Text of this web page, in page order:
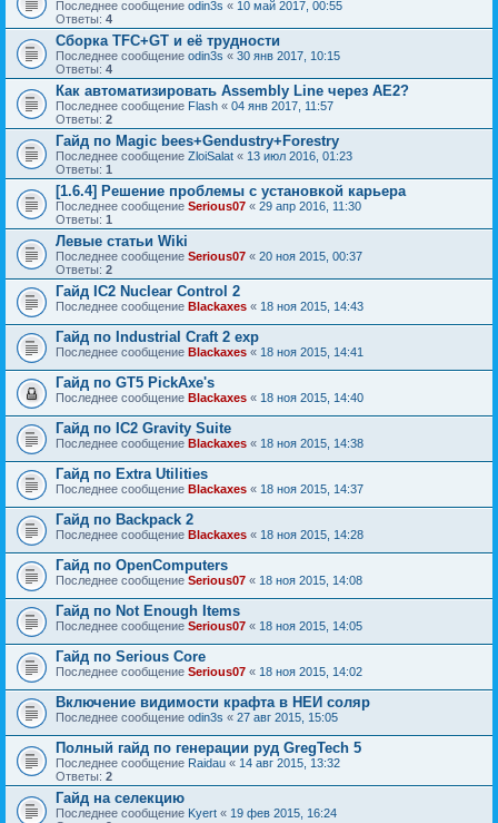
Последнее сообщение odin3s « 10 май 2017, 00:55
Ответы: 4
Сборка TFC+GT и её трудности
Последнее сообщение odin3s « 30 янв 2017, 10:15
Ответы: 4
Как автоматизировать Assembly Line через AE2?
Последнее сообщение Flash « 04 янв 2017, 11:57
Ответы: 2
Гайд по Magic bees+Gendustry+Forestry
Последнее сообщение ZloiSalat « 13 июл 2016, 01:23
Ответы: 1
[1.6.4] Решение проблемы с установкой карьера
Последнее сообщение Serious07 « 29 апр 2016, 11:30
Ответы: 1
Левые статьи Wiki
Последнее сообщение Serious07 « 20 ноя 2015, 00:37
Ответы: 2
Гайд IC2 Nuclear Control 2
Последнее сообщение Blackaxes « 18 ноя 2015, 14:43
Гайд по Industrial Craft 2 exp
Последнее сообщение Blackaxes « 18 ноя 2015, 14:41
Гайд по GT5 PickAxe's
Последнее сообщение Blackaxes « 18 ноя 2015, 14:40
Гайд по IC2 Gravity Suite
Последнее сообщение Blackaxes « 18 ноя 2015, 14:38
Гайд по Extra Utilities
Последнее сообщение Blackaxes « 18 ноя 2015, 14:37
Гайд по Backpack 2
Последнее сообщение Blackaxes « 18 ноя 2015, 14:28
Гайд по OpenComputers
Последнее сообщение Serious07 « 18 ноя 2015, 14:08
Гайд по Not Enough Items
Последнее сообщение Serious07 « 18 ноя 2015, 14:05
Гайд по Serious Core
Последнее сообщение Serious07 « 18 ноя 2015, 14:02
Включение видимости крафта в НЕИ соляр
Последнее сообщение odin3s « 27 авг 2015, 15:05
Полный гайд по генерации руд GregTech 5
Последнее сообщение Raidau « 14 авг 2015, 13:32
Ответы: 2
Гайд на селекцию
Последнее сообщение Kyert « 19 фев 2015, 16:24